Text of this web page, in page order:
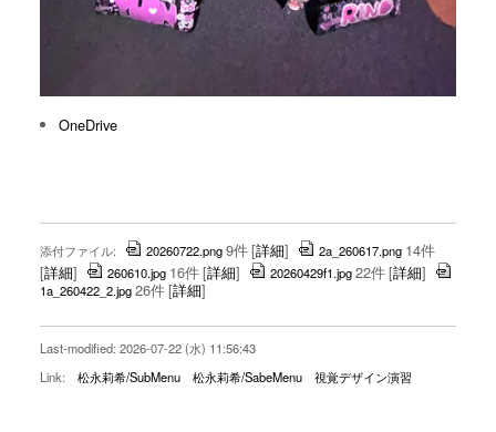
OneDrive
添付ファイル: 20260722.png9件[詳細] 2a_260617.png 14件
[詳細] 260610.jpg 16件[詳細] 20260429f1.jpg22件[詳細]
1a_260422_2.jpg26件[詳細]
Last-modified: 2026-07-22 (水) 11:56:43
Link:
松永莉希/SubMenu 松永莉希/SabeMenu 視覚デザイン演習